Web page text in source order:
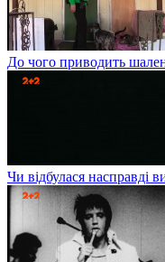
До чого приводить
Чи відбулася насправді